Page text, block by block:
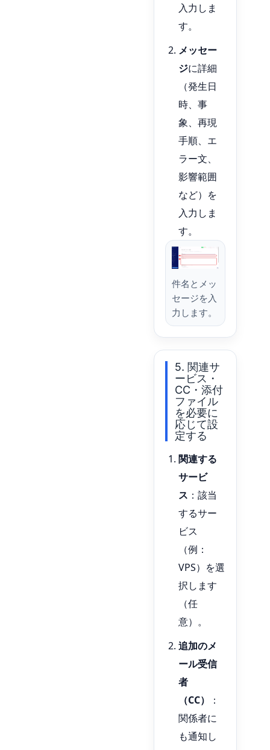
入力しま
す。
メッセー
ジに詳細
（発生日
時、事
象、再現
手順、エ
ラー文、
影響範囲
など）を
入力しま
す。
件名とメッ
セージを入
力します。
5. 関連サ
ービス・
CC・添付
ファイル
を必要に
応じて設
定する
関連する
サービ
ス ：該当
するサー
ビス
（例：
VPS）を選
択します
（任
意）。
追加のメ
ール受信
者
（CC）
：
関係者に
も通知し